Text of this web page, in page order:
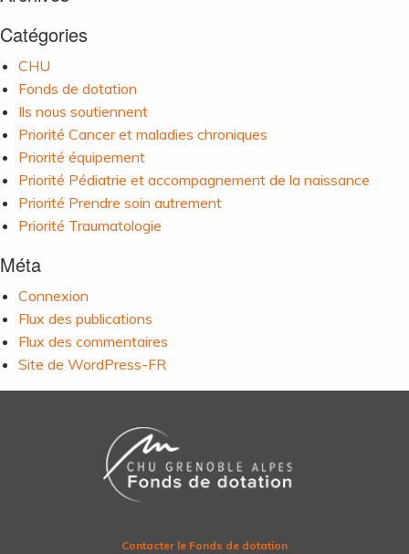
Catégories
CHU
Fonds de dotation
Ils nous soutiennent
Priorité Cancer et maladies chroniques
Priorité équipement
Priorité Pédiatrie et accompagnement de la naissance
Priorité Prendre soin autrement
Priorité Traumatologie
Méta
Connexion
Flux des publications
Flux des commentaires
Site de WordPress-FR
Contacter le Fonds de dotation